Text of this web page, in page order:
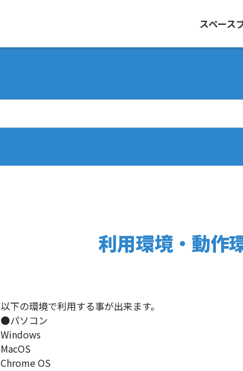
スペース
利用環境・動作
以下の環境で利用する事が出来ます。
●パソコン
Windows
MacOS
Chrome OS